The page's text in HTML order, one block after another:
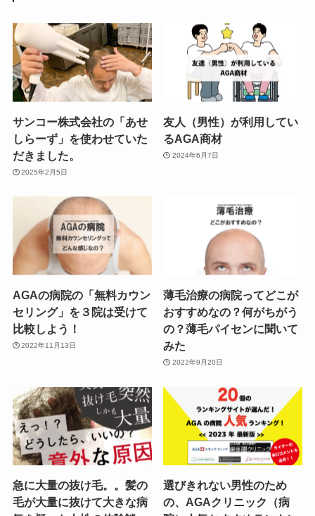
サンコー株式会社の「あせ
しらーず」を使わせていた
だきました。
2025年2月5日
友人（男性）が利用してい
るAGA商材
2024年6月7日
AGAの病院の「無料カウン
セリング」を３院は受けて
比較しよう！
2022年11月13日
薄毛治療の病院ってどこが
おすすめなの？何がちがう
の？薄毛パイセンに聞いて
みた
2022年9月20日
急に大量の抜け毛。。髪の
毛が大量に抜けて大きな病
選びきれない男性のため
の、AGAクリニック（病